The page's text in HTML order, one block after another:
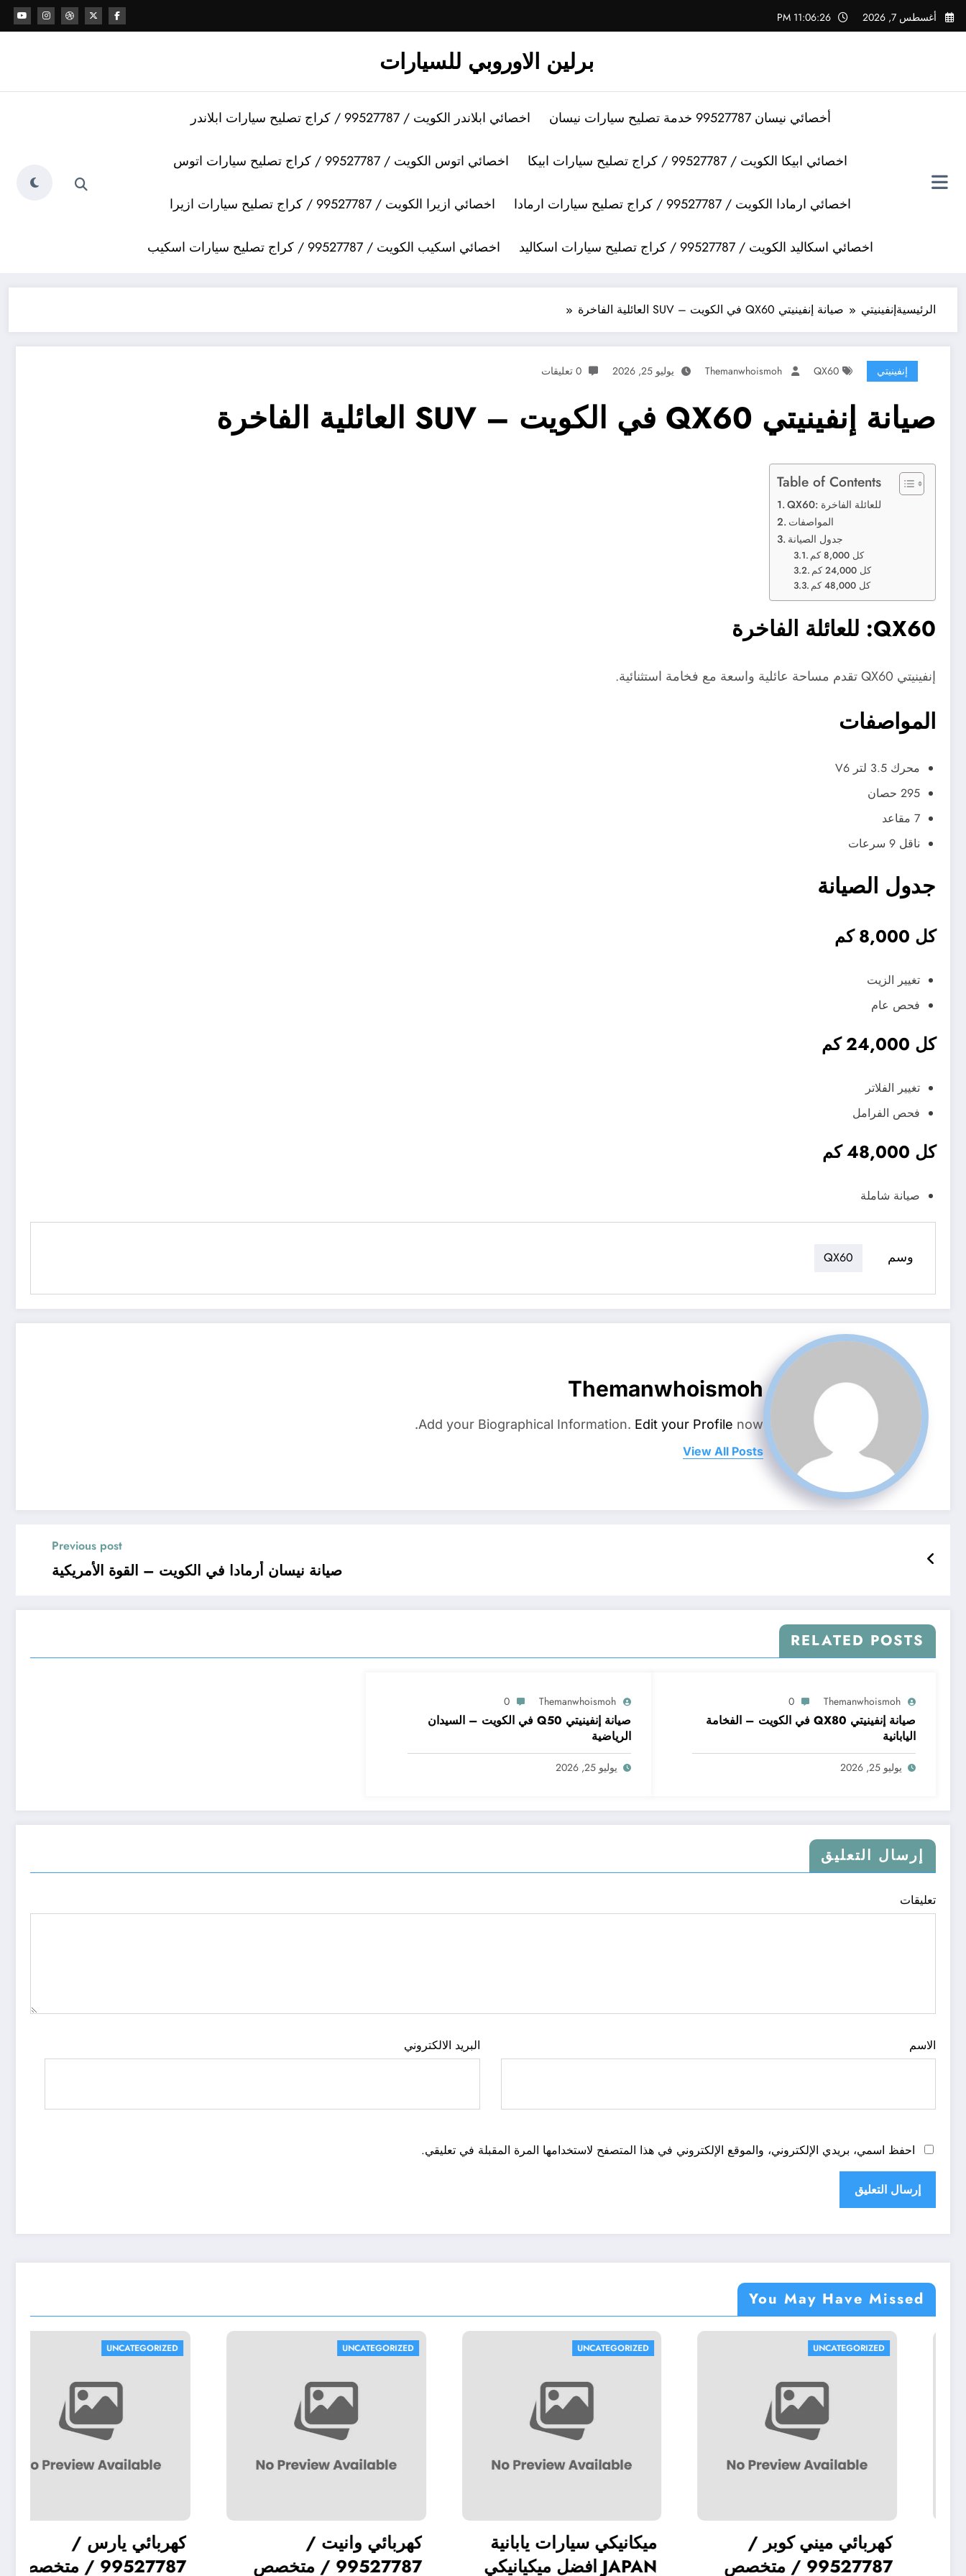
التجاوز
إلى
أغسطس 7, 2026 11:06:27 PM
برلين الاوروبي للسيارات
أخصائي نيسان 99527787 خدمة تصليح سيارات نيسان اخصائي ابلاندر الكويت / 99527787 / كراج تصليح سيارات ابلاندر
اخصائي ابيكا الكويت / 99527787 / كراج تصليح سيارات ابيكا اخصائي اتوس الكويت / 99527787 / كراج تصليح سيارات اتوس
اخصائي ارمادا الكويت / 99527787 / كراج تصليح سيارات ارمادا اخصائي ازيرا الكويت / 99527787 / كراج تصليح سيارات ازيرا
اخصائي اسكاليد الكويت / 99527787 / كراج تصليح سيارات اسكاليد اخصائي اسكيب الكويت / 99527787 / كراج تصليح سيارات اسكيب
الرئيسيةإنفينيتي صيانة إنفينيتي QX60 في الكويت – SUV العائلية الفاخرة
إنفينيتي QX60
Themanwhoismoh يوليو 25, 2026 0 تعليقات
صيانة إنفينيتي QX60 في الكويت – SUV العائلية الفاخرة
Table of Contents
QX60: للعائلة الفاخرة
المواصفات
جدول الصيانة
كل 8,000 كم
كل 24,000 كم
كل 48,000 كم
QX60: للعائلة الفاخرة
إنفينيتي QX60 تقدم مساحة عائلية واسعة مع فخامة استثنائية.
المواصفات
محرك 3.5 لتر V6
295 حصان
7 مقاعد
ناقل 9 سرعات
جدول الصيانة
كل 8,000 كم
تغيير الزيت
فحص عام
كل 24,000 كم
تغيير الفلاتر
فحص الفرامل
كل 48,000 كم
صيانة شاملة
وسم QX60
Themanwhoismoh
Add your Biographical Information. Edit your Profile now.
View All Posts
Previous post
صيانة نيسان أرمادا في الكويت – القوة الأمريكية
RELATED POSTS
Themanwhoismoh
0
صيانة إنفينيتي QX80 في الكويت – الفخامة
اليابانية
يوليو 25, 2026
Themanwhoismoh
0
صيانة إنفينيتي Q50 في الكويت – السيدان
الرياضية
يوليو 25, 2026
إرسال التعليق
تعليقات
الاسم البريد الالكتروني
احفظ اسمي، بريدي الإلكتروني، والموقع الإلكتروني في هذا المتصفح لاستخدامها المرة المقبلة في تعليقي.
You May Have Missed
UNCATEGORIZED
كهربائي وانيت /
99527787 / متخصص
UNCATEGORIZED
ميكانيكي سيارات يابانية
JAPAN افضل ميكيانيكي
UNCATEGORIZED
كهربائي ميني كوبر /
99527787 / متخصص
UNCATEGORIZED
كهربائي هيونداي /
99527787 / متخصص